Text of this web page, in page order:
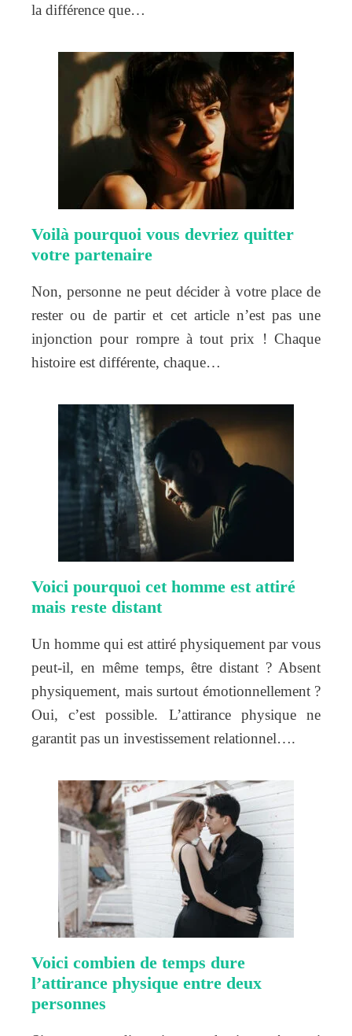
la différence que…
Voilà pourquoi vous devriez quitter
votre partenaire
Non, personne ne peut décider à votre place de
rester ou de partir et cet article n’est pas une
injonction pour rompre à tout prix ! Chaque
histoire est différente, chaque…
Voici pourquoi cet homme est attiré
mais reste distant
Un homme qui est attiré physiquement par vous
peut-il, en même temps, être distant ? Absent
physiquement, mais surtout émotionnellement ?
Oui, c’est possible. L’attirance physique ne
garantit pas un investissement relationnel….
Voici combien de temps dure
l’attirance physique entre deux
personnes